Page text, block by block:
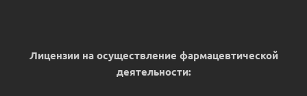
Лицензии на осуществление фармацевтической
деятельности: